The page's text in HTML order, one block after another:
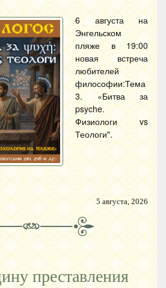
6 августа на
Энгельском
пляже в 19:00
новая встреча
любителей
философии:Тема
3. «Битва за
psyche.
Физиологи vs
Теологи".
5 августа, 2026
преставления